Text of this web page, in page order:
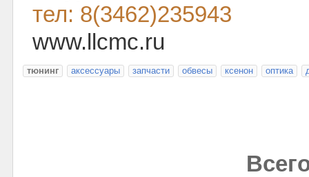
тел: 8(3462)235943
www.llcmc.ru
тюнинг аксессуары запчасти обвесы ксенон оптика